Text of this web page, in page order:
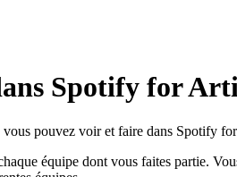
Spotify for
vous pouvez voir et faire dans Spotify
équipe dont vous faites partie.